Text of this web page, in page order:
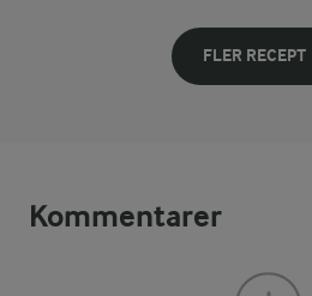
FLER RECEPT
Kommentarer